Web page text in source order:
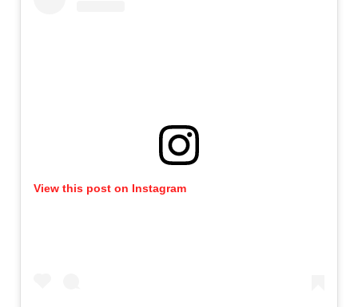
View this post on Instagram